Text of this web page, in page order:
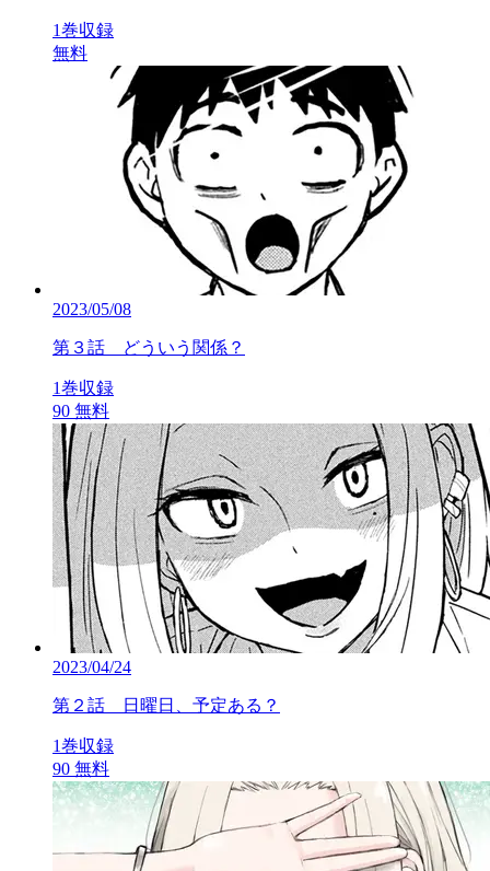
1巻収録
無料
2023/05/08
第３話 どういう関係？
1巻収録
90 無料
2023/04/24
第２話 日曜日、予定ある？
1巻収録
90 無料